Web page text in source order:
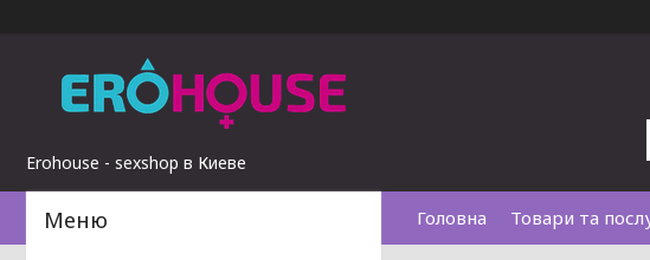
Erohouse - sexshop в Киеве
Головна Товари та